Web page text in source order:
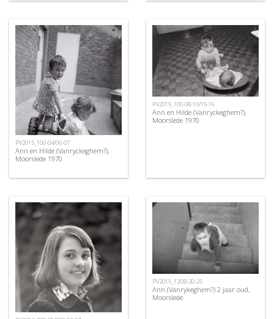
PV2015_100-04/06-07
Ann en Hilde (Vanryckeghem?),
Moorslede 1970
PV2015_100-08-10/15-16
Ann en Hilde (Vanryckeghem?),
Moorslede 1970
PV2015_120B-20-25
Ann (Vanrykeghem?) 2 jaar oud,
Moorslede